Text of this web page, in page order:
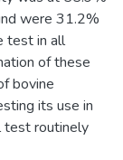
were 31.2%
test in all
of these
bovine
its use in
test routinely